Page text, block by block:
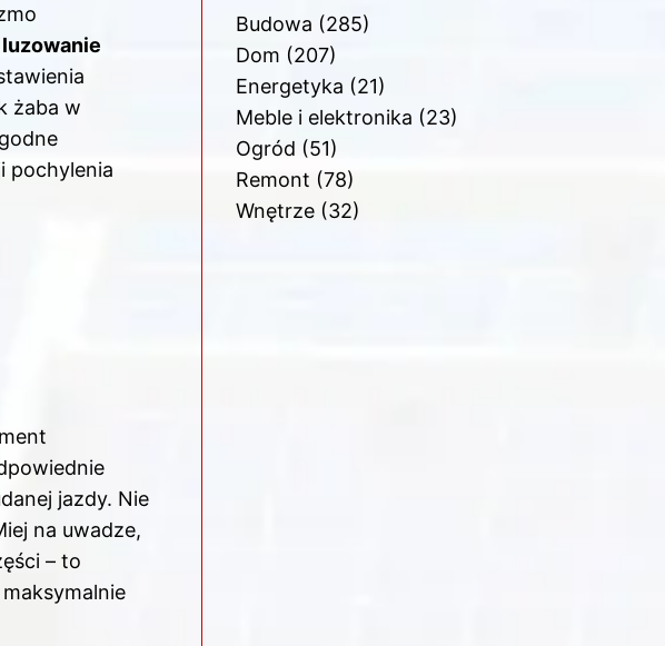
luzowanie
żaba w
pochylenia
jazdy. Nie
na uwadze,
– to
Budowa (285)
Dom (207)
Energetyka (21)
Meble i elektronika (23)
Ogród (51)
Remont (78)
Wnętrze(32)